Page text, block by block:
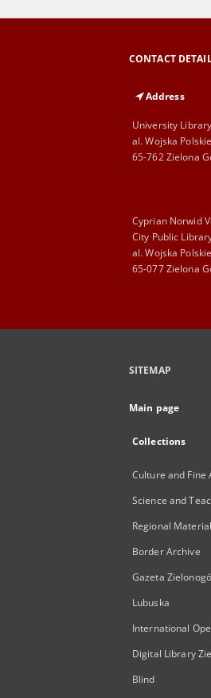
CONTACT
Address
University Library
al. Wojska
65-762 Zielona
Cyprian Norwid
City Public
al. Wojska
65-077 Zielona
SITEMAP
Main page
Collections
Culture and Fine
Science and
Regional
Border Archive
Gazeta
Lubuska
International
Digital Library
Blind